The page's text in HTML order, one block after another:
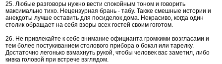
25. Любые разговоры нужно вести спокойным тоном и говорить
максимально тихо. Нецензурная брань - табу. Также смешные истории и
анекдоты лучше оставить для посиделок дома. Некрасиво, когда один
столик обращает на себя взоры всех гостей своим гоготом.
26. Не привлекайте к себе внимание официанта громкими возгласами и
тем более постукиванием столового прибора о бокал или тарелку.
Достаточно легонько взмахнуть рукой, чтобы человек вас заметил, либо
кивка головой при встрече взглядом.